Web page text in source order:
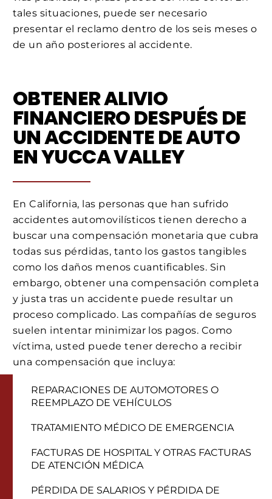
tales situaciones, puede ser necesario
presentar el reclamo dentro de los seis meses o
de un año posteriores al accidente.
OBTENER ALIVIO
FINANCIERO DESPUÉS DE
UN ACCIDENTE DE AUTO
EN YUCCA VALLEY
En California, las personas que han sufrido
accidentes automovilísticos tienen derecho a
buscar una compensación monetaria que cubra
todas sus pérdidas, tanto los gastos tangibles
como los daños menos cuantificables. Sin
embargo, obtener una compensación completa
y justa tras un accidente puede resultar un
proceso complicado. Las compañías de seguros
suelen intentar minimizar los pagos. Como
víctima, usted puede tener derecho a recibir
una compensación que incluya:
REPARACIONES DE AUTOMOTORES O
REEMPLAZO DE VEHÍCULOS
TRATAMIENTO MÉDICO DE EMERGENCIA
FACTURAS DE HOSPITAL Y OTRAS FACTURAS
DE ATENCIÓN MÉDICA
PÉRDIDA DE SALARIOS Y PÉRDIDA DE